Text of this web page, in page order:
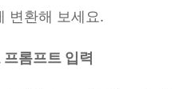
변환해 보세요.
롬프트 입력